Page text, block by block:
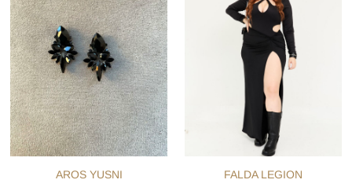
AROS YUSNI
FALDA LEGION